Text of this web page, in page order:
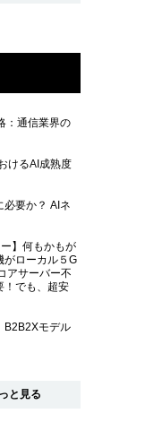
：通信業界の
けるAI成熟度
必要か？ AIネ
】何もかもが
がローカル５G
アサーバー不
！でも、超安
モデル
と見る